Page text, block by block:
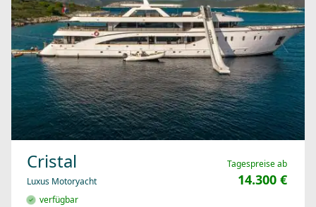
Cristal
Luxus Motoryacht
verfügbar
Tagespreise ab
14.300 €